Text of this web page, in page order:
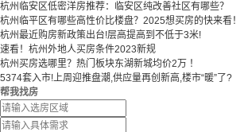
杭州临安区低密洋房推荐：临安区纯改善社区有哪些？
​​杭州临平区有哪些高性价比楼盘？2025想买房的快来看！​
杭州最近购房新政策出台!层高提高到不低于3米!
速看！杭州外地人买房条件2023新规
杭州买房选哪里？热门板块东湖新城均价2万 ！
5374套入市!上周迎推盘潮,供应量再创新高,楼市“暖”了?
帮我找房